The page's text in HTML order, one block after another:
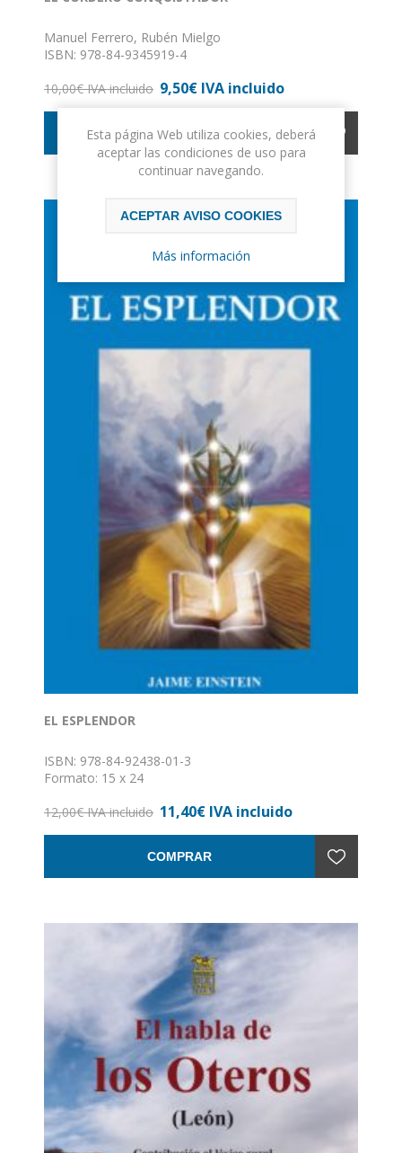
Manuel Ferrero, Rubén Mielgo
ISBN: 978-84-9345919-4
Nº de páginas: 32
10,00€ IVA incluido 9,50€ IVA incluido
COMPRAR
EL ESPLENDOR
ISBN: 978-84-92438-01-3
Formato: 15 x 24
Encuadernación: Rústica con solapas
12,00€ IVA incluido 11,40€ IVA incluido
COMPRAR
Esta página Web utiliza cookies, deberá
aceptar las condiciones de uso para
continuar navegando.
ACEPTAR AVISO COOKIES
Más información